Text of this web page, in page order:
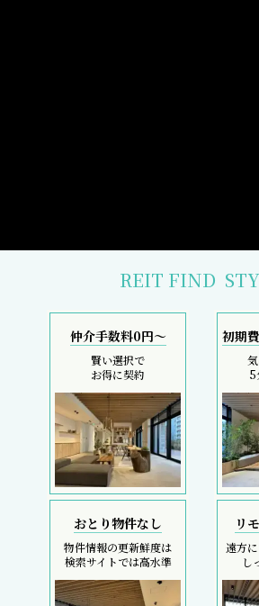
REIT FIND
仲介手数料0円～
賢い選択で
お得に契約
初期
5
おとり物件なし
物件情報の更新鮮度は
検索サイトでは高水準
リ
遠方
し